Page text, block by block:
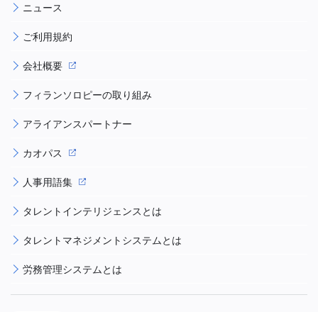
ニュース
ご利用規約
会社概要
フィランソロピーの取り組み
アライアンスパートナー
カオパス
人事用語集
タレントインテリジェンスとは
タレントマネジメントシステムとは
労務管理システムとは